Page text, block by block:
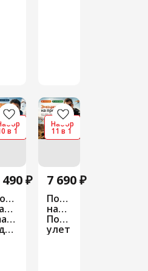
в 1
₽
адреналина
Набор
11 в 1
7 690 ₽
Подарочный
набор
Полный
улет